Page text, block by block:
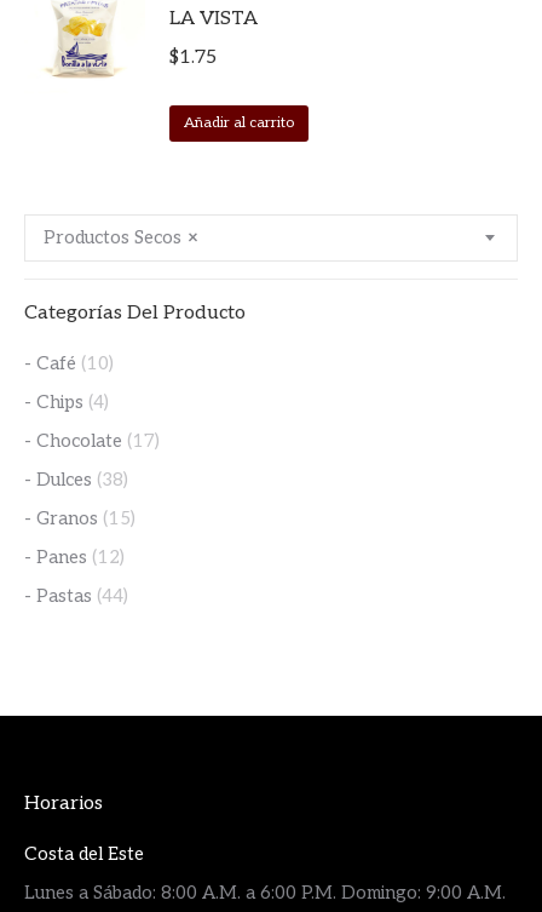
LA VISTA
$1.75
Añadir al carrito
×
Productos Secos
Categorías Del Producto
- Café (10)
- Chips (4)
- Chocolate (17)
- Dulces (38)
- Granos (15)
- Panes (12)
- Pastas (44)
Horarios
Costa del Este
Lunes a Sábado: 8:00 A.M. a 6:00 P.M. Domingo: 9:00 A.M.